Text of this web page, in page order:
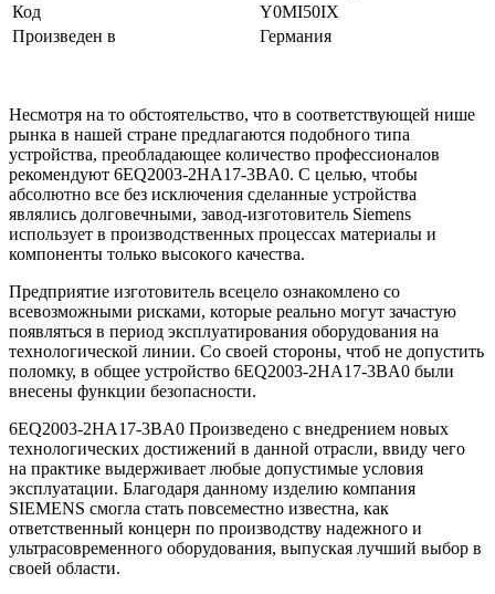
Код
Y0MI50IX
Произведен в
Германия
Несмотря на то обстоятельство, что в соответствующей нише
рынка в нашей стране предлагаются подобного типа
устройства, преобладающее количество профессионалов
рекомендуют 6EQ2003-2HA17-3BA0. С целью, чтобы
абсолютно все без исключения сделанные устройства
являлись долговечными, завод-изготовитель Siemens
использует в производственных процессах материалы и
компоненты только высокого качества.
Предприятие изготовитель всецело ознакомлено со
всевозможными рисками, которые реально могут зачастую
появляться в период эксплуатирования оборудования на
технологической линии. Со своей стороны, чтоб не допустить
поломку, в общее устройство 6EQ2003-2HA17-3BA0 были
внесены функции безопасности.
6EQ2003-2HA17-3BA0 Произведено с внедрением новых
технологических достижений в данной отрасли, ввиду чего
на практике выдерживает любые допустимые условия
эксплуатации. Благодаря данному изделию компания
SIEMENS смогла стать повсеместно известна, как
ответственный концерн по производству надежного и
ультрасовременного оборудования, выпуская лучший выбор в
своей области.